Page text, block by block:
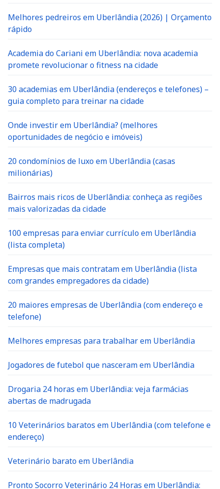
Melhores pedreiros em Uberlândia (2026) | Orçamento
rápido
Academia do Cariani em Uberlândia: nova academia
promete revolucionar o fitness na cidade
30 academias em Uberlândia (endereços e telefones) –
guia completo para treinar na cidade
Onde investir em Uberlândia? (melhores
oportunidades de negócio e imóveis)
20 condomínios de luxo em Uberlândia (casas
milionárias)
Bairros mais ricos de Uberlândia: conheça as regiões
mais valorizadas da cidade
100 empresas para enviar currículo em Uberlândia
(lista completa)
Empresas que mais contratam em Uberlândia (lista
com grandes empregadores da cidade)
20 maiores empresas de Uberlândia (com endereço e
telefone)
Melhores empresas para trabalhar em Uberlândia
Jogadores de futebol que nasceram em Uberlândia
Drogaria 24 horas em Uberlândia: veja farmácias
abertas de madrugada
10 Veterinários baratos em Uberlândia (com telefone e
endereço)
Veterinário barato em Uberlândia
Pronto Socorro Veterinário 24 Horas em Uberlândia: